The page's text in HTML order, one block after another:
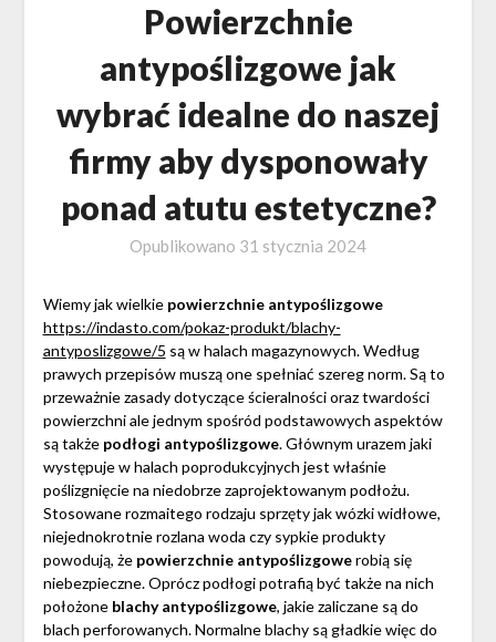
Powierzchnie
antypoślizgowe jak
wybrać idealne do naszej
firmy aby dysponowały
ponad atutu estetyczne?
Opublikowano 31 stycznia 2024
Wiemy jak wielkie powierzchnie antypoślizgowe
https://indasto.com/pokaz-produkt/blachy-
antyposlizgowe/5 są w halach magazynowych. Według
prawych przepisów muszą one spełniać szereg norm. Są to
przeważnie zasady dotyczące ścieralności oraz twardości
powierzchni ale jednym spośród podstawowych aspektów
są także podłogi antypoślizgowe. Głównym urazem jaki
występuje w halach poprodukcyjnych jest właśnie
poślizgnięcie na niedobrze zaprojektowanym podłożu.
Stosowane rozmaitego rodzaju sprzęty jak wózki widłowe,
niejednokrotnie rozlana woda czy sypkie produkty
powodują, że powierzchnie antypoślizgowerobią się
niebezpieczne. Oprócz podłogi potrafią być także na nich
położone blachy antypoślizgowe, jakie zaliczane są do
blach perforowanych. Normalne blachy są gładkie więc do